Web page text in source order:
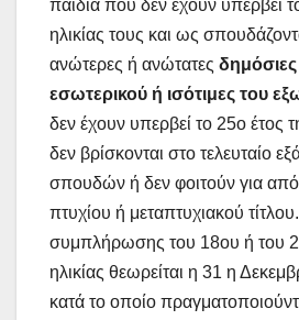
παιδιά που δεν έχουν υπερβεί
ηλικίας τους και ως
ανώτερες ή ανώτατες
εσωτερικού ή ισότιμες του
δεν έχουν υπερβεί το 25ο έτος
δεν βρίσκονται στο τελευταίο
σπουδών ή δεν φοιτούν για
πτυχίου ή μεταπτυχιακού
συμπλήρωσης του 18ου ή του
ηλικίας θεωρείται η 31 η
κατά το οποίο